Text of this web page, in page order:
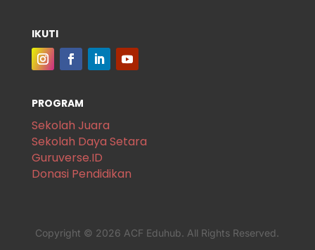
IKUTI
PROGRAM
Sekolah Juara
Sekolah Daya Setara
Guruverse.ID
Donasi Pendidikan
Copyright © 2026 ACF Eduhub. All Rights Reserved.